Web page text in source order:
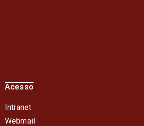
Acesso
Intranet
Webmail